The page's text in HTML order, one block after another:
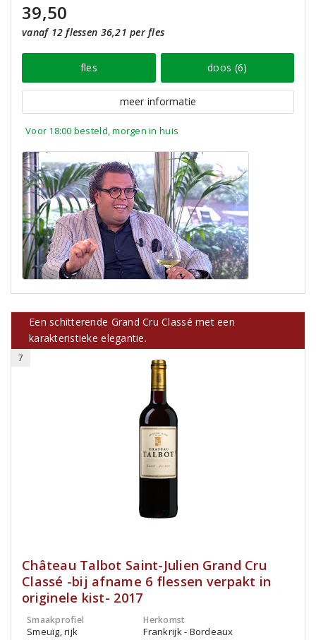
39,50
vanaf 12 flessen 36,21 per fles
fles doos (6)
meer informatie
Voor 18:00 besteld, morgen in huis
Een schitterende Grand Cru Classé met een
karakteristieke elegantie.
7
Château Talbot Saint-Julien Grand Cru
Classé -bij afname 6 flessen verpakt in
originele kist- 2017
Smaakprofiel
Smeuïg, rijk
Herkomst
Frankrijk - Bordeaux